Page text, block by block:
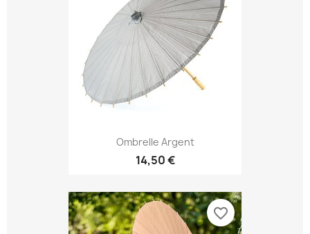
Ombrelle Argent
14,50 €
favorite_border